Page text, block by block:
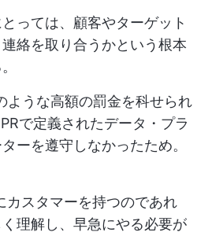
っては、顧客やターゲット
絡を取り合うかという根本
ような高額の罰金を科せられ
で定義されたデータ・プラ
ーを遵守しなかったため。
カスタマーを持つのであれ
理解し、早急にやる必要が